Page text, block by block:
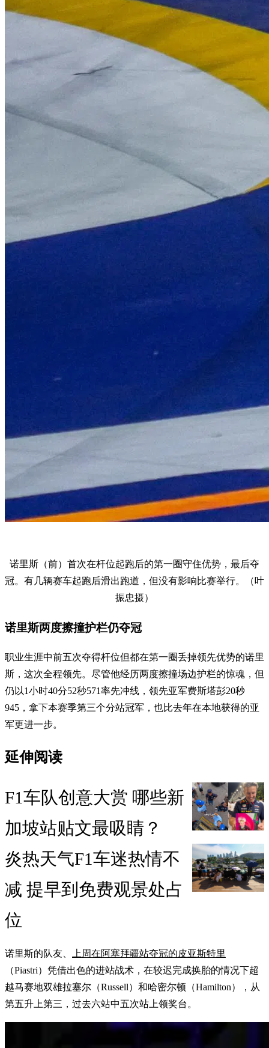
诺里斯（前）首次在杆位起跑后的第一圈守住优势，最后夺
冠。有几辆赛车起跑后滑出跑道，但没有影响比赛举行。（叶
振忠摄）
诺里斯两度擦撞护栏仍夺冠
职业生涯中前五次夺得杆位但都在第一圈丢掉领先优势的诺里
斯，这次全程领先。尽管他经历两度擦撞场边护栏的惊魂，但
仍以1小时40分52秒571率先冲线，领先亚军费斯塔彭20秒
945，拿下本赛季第三个分站冠军，也比去年在本地获得的亚
军更进一步。
延伸阅读
F1车队创意大赏 哪些新
加坡站贴文最吸睛？
炎热天气F1车迷热情不
减 提早到免费观景处占
位
诺里斯的队友、
上周在阿塞拜疆站夺冠的皮亚斯特里
（Piastri）凭借出色的进站战术，在较迟完成换胎的情况下超
越马赛地双雄拉塞尔（Russell）和哈密尔顿（Hamilton），从
第五升上第三，过去六站中五次站上领奖台。